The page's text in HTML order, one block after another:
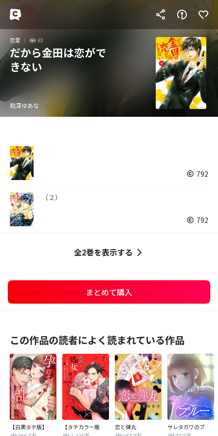
恋愛 83
だから金田は恋がで
きない
和深ゆあな
792
（２）
792
全2巻を表示する
まとめて購入
この作品の読者によく読まれている作品
【白黒タテ版】孕むまで乱れいけ～身代わり花嫁と軍服の猛愛
【タテカラー版】漣蒼士に処女を捧ぐ～さあ、じっくり愛でましょうか
恋と弾丸
サレタガワのブルー【タテヨミ】